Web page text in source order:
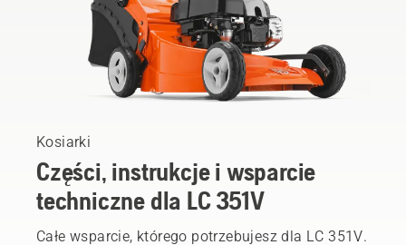
Kosiarki
Części, instrukcje i wsparcie
techniczne dla LC 351V
Całe wsparcie, którego potrzebujesz dla LC 351V.